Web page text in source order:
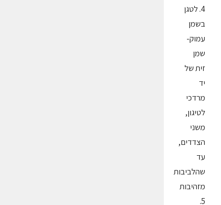
4. לטגן
בשמן
עמוק-
שמן
זית של
יד
מרדכי
לטיגון,
משני
הצדדים,
עד
שהלביבות
מזהיבות
5.